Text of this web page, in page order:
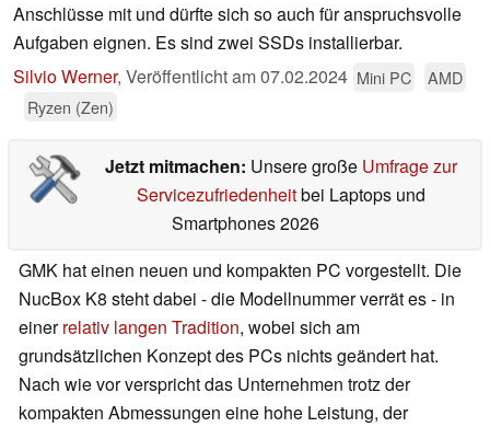
Anschlüsse mit und dürfte sich so auch für anspruchsvolle
Aufgaben eignen. Es sind zwei SSDs installierbar.
Silvio Werner, Veröffentlicht am07.02.2024 Mini PC
AMD
Ryzen (Zen)
Jetzt mitmachen: Unsere große Umfrage zur
Servicezufriedenheitbei Laptops und
Smartphones 2026
GMK hat einen neuen und kompakten PC vorgestellt. Die
NucBox K8 steht dabei - die Modellnummer verrät es - in
einerrelativ langen Tradition, wobei sich am
grundsätzlichen Konzept des PCs nichts geändert hat.
Nach wie vor verspricht das Unternehmen trotz der
kompakten Abmessungen eine hohe Leistung, der